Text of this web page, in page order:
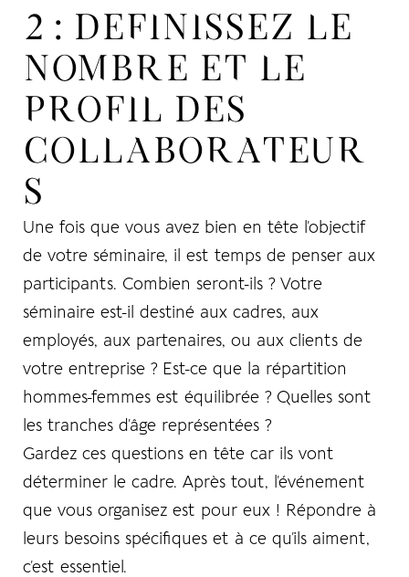
2 : DEFINISSEZ LE
NOMBRE ET LE
PROFIL DES
COLLABORATEUR
S
Une fois que vous avez bien en tête l’objectif
de votre séminaire, il est temps de penser aux
participants. Combien seront-ils ? Votre
séminaire est-il destiné aux cadres, aux
employés, aux partenaires, ou aux clients de
votre entreprise ? Est-ce que la répartition
hommes-femmes est équilibrée ? Quelles sont
les tranches d’âge représentées ?
Gardez ces questions en tête car ils vont
déterminer le cadre. Après tout, l’événement
que vous organisez est pour eux ! Répondre à
leurs besoins spécifiques et à ce qu’ils aiment,
c’est essentiel.